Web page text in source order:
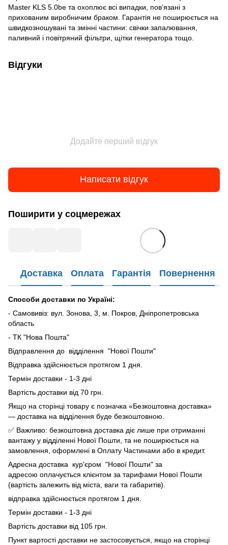
Master KLS 5.0be та охоплює всі випадки, пов’язані з
прихованим виробничим браком. Гарантія не поширюється на
швидкозношувані та змінні частини: свічки запалювання,
паливний і повітряний фільтри, щітки генератора тощо.
Відгуки
Додайте перший відгук
Написати відгук
Поширити у соцмережах
Доставка Оплата Гарантія Повернення
Способи доставки по Україні:
- Самовивіз: вул. Зонова, 3, м. Покров, Дніпропетровська
область
- ТК "Нова Пошта"
Відправлення до відділення "Нової Пошти"
Відправка здійснюється протягом 1 дня.
Термін доставки - 1-3 дні
Вартість доставки від 70 грн.
Якщо на сторінці товару є позначка «Безкоштовна доставка»
— доставка на відділення буде безкоштовною.
✅ Важливо: безкоштовна доставка діє лише при отриманні
вантажу у відділенні Нової Пошти, та не поширюється на
замовлення, оформлені в Оплату Частинами або в кредит.
Адресна доставка кур'єром "Нової Пошти" за
адресою оплачується клієнтом за тарифами Нової Пошти
(вартість залежить від міста, ваги та габаритів).
відправка здійснюється протягом 1 дня.
Термін доставки - 1-3 дні
Вартість доставки від 105 грн.
Пункт вартості доставки не застосовується, якщо на сторінці